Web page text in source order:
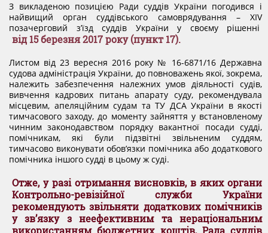
З викладеною позицією Ради суддів України погодився і
найвищий орган суддівського самоврядування – XIV
позачерговий з’їзд суддів України у своєму рішенні
від 15 березня 2017 року (пункт 17).
Листом від 23 вересня 2016 року № 16-6871/16 Державна
судова адміністрація України, до повноважень якої, зокрема,
належить забезпечення належних умов діяльності судів,
вивчення кадрових питань апарату суду, рекомендувала
місцевим, апеляційним судам та ТУ ДСА України в якості
тимчасового заходу, до моменту зайняття у встановленому
чинним законодавством порядку вакантної посади судді,
помічникам, які були підзвітні звільненим суддям,
тимчасово виконувати обов’язки помічника або додаткового
помічника іншого судді в цьому ж суді.
Отже, у разі отримання висновків, в яких органи
Контрольно-ревізійної служби України
рекомендують звільняти додаткових помічників
у зв’язку з неефективним та нераціональним
використанням бюджетних коштів, Рада суддів